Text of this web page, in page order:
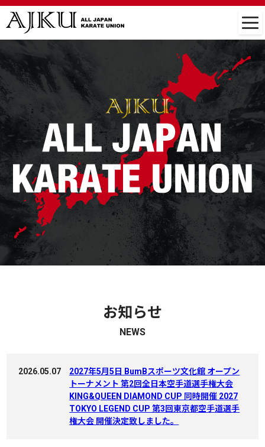
お知らせ
NEWS
2026.05.07
2027年5月5日 BumBスポーツ文化館 オープン
トーナメント 第2回全日本空手道選手権大会
KING&QUEEN DIAMOND CUP 同時開催 2027
TOKYO LEGEND CUP 第3回東京都空手道選手
権大会 開催決定致しました。